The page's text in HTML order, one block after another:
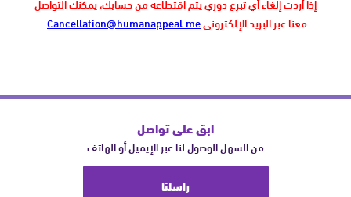
معنا عبر البريد الإلكترونيCancellation@humanappeal.me
.
ابق على تواصل
من السهل الوصول لنا عبر الإيميل أو الهاتف
راسلنا